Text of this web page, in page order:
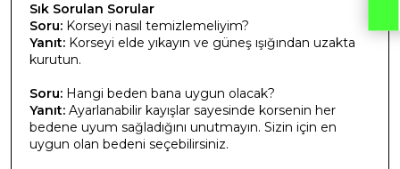
Sık Sorulan Sorular
Soru: Korseyi nasıl temizlemeliyim?
Yanıt: Korseyi elde yıkayın ve güneş ışığından uzakta
kurutun.
Soru: Hangi beden bana uygun olacak?
Yanıt: Ayarlanabilir kayışlar sayesinde korsenin her
bedene uyum sağladığını unutmayın. Sizin için en
uygun olan bedeni seçebilirsiniz.